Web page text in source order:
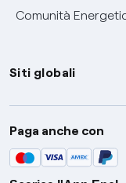
Comunità
Siti globali
Enel Group
Enel Green Power
Global Trading
Paga anche con